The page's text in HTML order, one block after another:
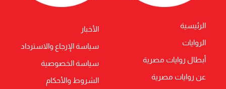
الرئيسية
الروايات
أبطال روايات مصرية
عن روايات مصرية
الأخبار
سياسة الإرجاع والاسترداد
سياسة الخصوصية
الشروط والأحكام